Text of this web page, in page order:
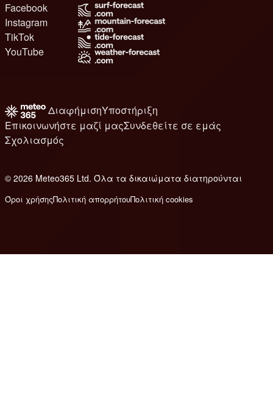
Facebook
Instagram
TikTok
YouTube
ΔιαφήμισηΥποστήριξη
Επικοινωνήστε μαζί μαςΣυνδεθείτε σε εμάς
Σχολιασμός
© 2026 Meteo365 Ltd. Όλα τα δικαιώματα διατηρούνται
Όροι χρήσηςΠολιτική απορρήτουΠολιτική cookies